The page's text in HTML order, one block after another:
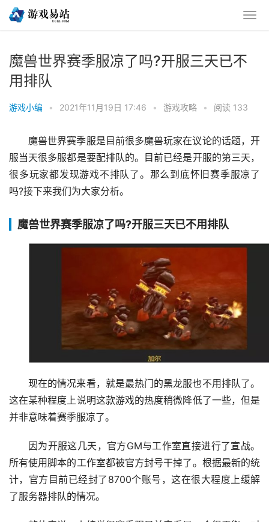
魔兽世界赛季服凉了吗?开服三天已不
用排队
游戏小编 • 2021年11月19日 17:46 • 游戏攻略 • 阅读 133
魔兽世界赛季服是目前很多魔兽玩家在议论的话题，开
服当天很多服都是要配排队的。目前已经是开服的第三天，
很多玩家都发现游戏不排队了。那么到底怀旧赛季服凉了
吗?接下来我们为大家分析。
魔兽世界赛季服凉了吗?开服三天已不用排队
现在的情况来看，就是最热门的黑龙服也不用排队了。
这在某种程度上说明这款游戏的热度稍微降低了一些，但是
并非意味着赛季服凉了。
因为开服这几天，官方GM与工作室直接进行了宣战。
所有使用脚本的工作室都被官方封号干掉了。根据最新的统
计，官方目前已经封了8700个账号，这在很大程度上缓解
了服务器排队的情况。